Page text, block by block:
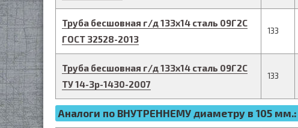
Труба бесшовная г/д133х14 сталь 09Г2С
ГОСТ 32528-2013
133
Труба бесшовная г/д133х14 сталь 09Г2С
ТУ 14-3р-1430-2007
133
Аналоги по ВНУТРЕННЕМУ диаметру в 105 мм.: